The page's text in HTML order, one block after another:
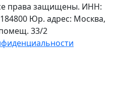
права защищены. ИНН:
Юр. адрес: Москва,
помещ. 33/2